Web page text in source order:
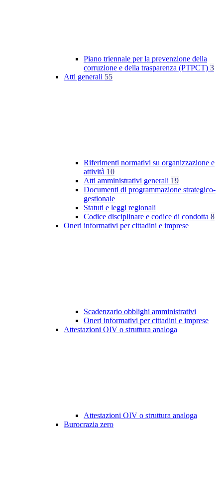
Piano triennale per la prevenzione della
corruzione e della trasparenza (PTPCT) 3
Atti generali 55
Riferimenti normativi su organizzazione e
attività 10
Atti amministrativi generali 19
Documenti di programmazione strategico-
gestionale
Statuti e leggi regionali
Codice disciplinare e codice di condotta 8
Oneri informativi per cittadini e imprese
Scadenzario obblighi amministrativi
Oneri informativi per cittadini e imprese
Attestazioni OIV o struttura analoga
Attestazioni OIV o struttura analoga
Burocrazia zero